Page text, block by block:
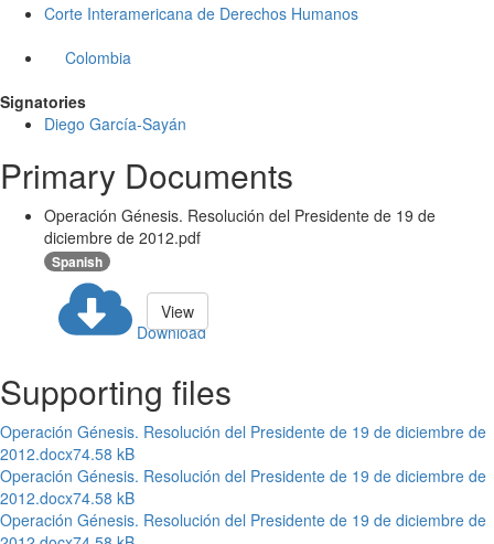
Corte Interamericana de Derechos Humanos
Colombia
Signatories
Diego García-Sayán
Primary Documents
Operación Génesis. Resolución del Presidente de 19 de
diciembre de 2012.pdf
Spanish
Download
View
Supporting files
Operación Génesis. Resolución del Presidente de 19 de diciembre de
2012.docx74.58 kB
Operación Génesis. Resolución del Presidente de 19 de diciembre de
2012.docx74.58 kB
Operación Génesis. Resolución del Presidente de 19 de diciembre de